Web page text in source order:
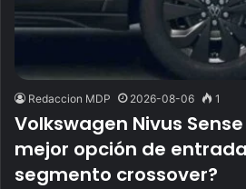
Redaccion MDP 2026-08-06 1
Volkswagen Nivus Sense
mejor opción de
segmento crossover?